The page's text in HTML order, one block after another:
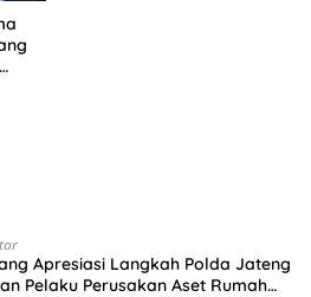
Apresiasi Langkah Polda Jateng
Pelaku Perusakan Aset Rumah